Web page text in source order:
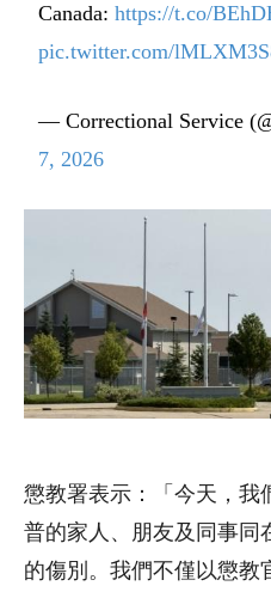
Canada:https://t.co/
pic.twitter.com/
— Correctional Service
7, 2026
懲教署表示：「今天，我
普的家人、朋友及同事同
的傷別。我們不僅以懲教